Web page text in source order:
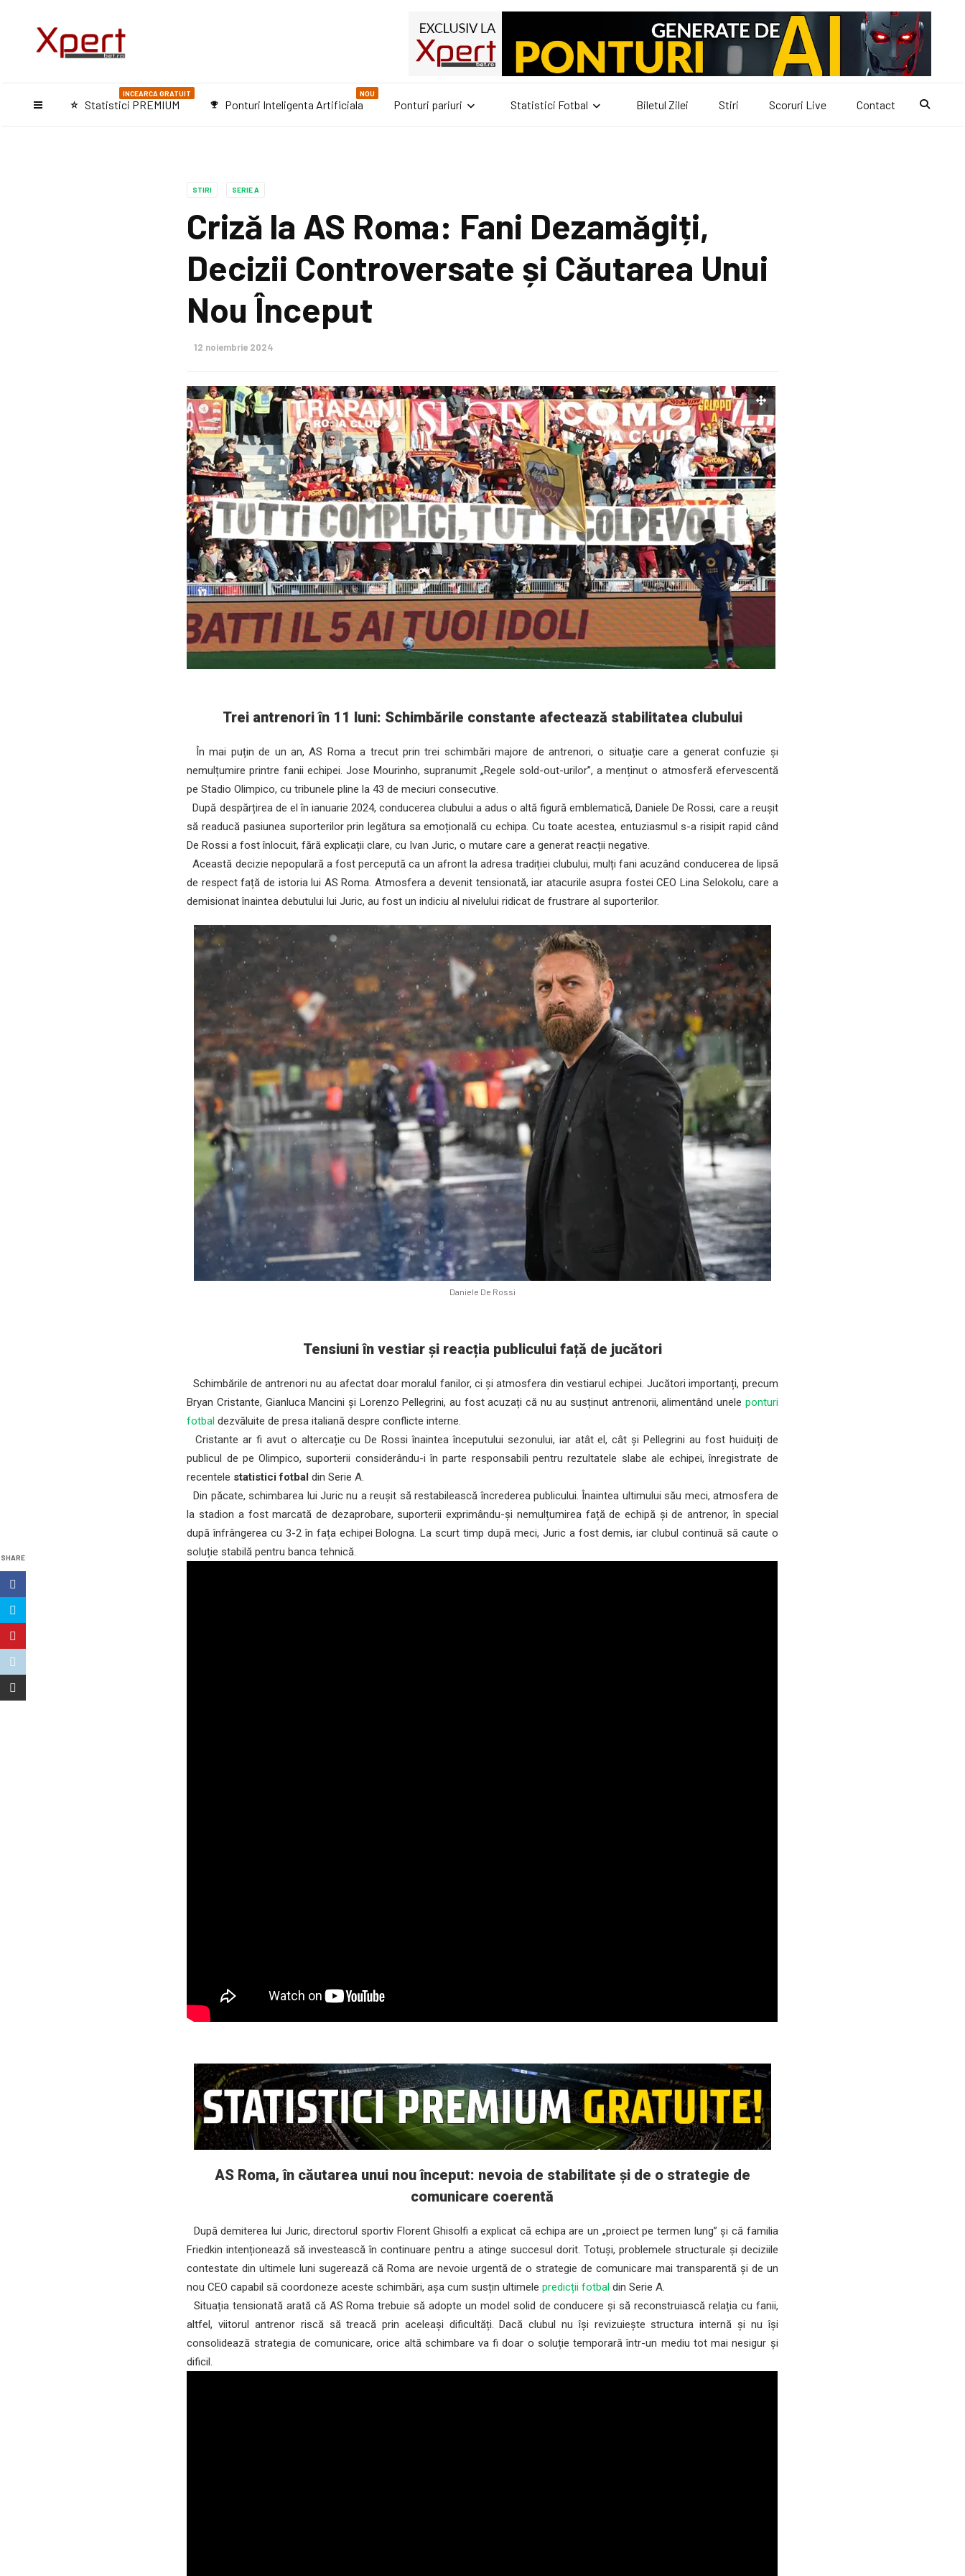
star_purple500 Statistici PREMIUM
INCEARCA GRATUIT
emoji_events Ponturi Inteligenta Artificiala
NOU
Ponturi pariuri Statistici Fotbal Biletul Zilei Stiri Scoruri Live Contact
STIRI SERIE A
Criză la AS Roma: Fani Dezamăgiți,
Decizii Controversate și Căutarea Unui
Nou Început
12 noiembrie 2024
SHARE
Trei antrenori în 11 luni: Schimbările constante afectează stabilitatea clubului
În mai puțin de un an, AS Roma a trecut prin trei schimbări majore de antrenori, o situație care a generat confuzie și
nemulțumire printre fanii echipei. Jose Mourinho, supranumit „Regele sold-out-urilor”, a menținut o atmosferă efervescentă
pe Stadio Olimpico, cu tribunele pline la 43 de meciuri consecutive.
După despărțirea de el în ianuarie 2024, conducerea clubului a adus o altă figură emblematică, Daniele De Rossi, care a reușit
să readucă pasiunea suporterilor prin legătura sa emoțională cu echipa. Cu toate acestea, entuziasmul s-a risipit rapid când
De Rossi a fost înlocuit, fără explicații clare, cu Ivan Juric, o mutare care a generat reacții negative.
Această decizie nepopulară a fost percepută ca un afront la adresa tradiției clubului, mulți fani acuzând conducerea de lipsă
de respect față de istoria lui AS Roma. Atmosfera a devenit tensionată, iar atacurile asupra fostei CEO Lina Selokolu, care a
demisionat înaintea debutului lui Juric, au fost un indiciu al nivelului ridicat de frustrare al suporterilor.
Daniele De Rossi
Tensiuni în vestiar și reacția publicului față de jucători
Schimbările de antrenori nu au afectat doar moralul fanilor, ci și atmosfera din vestiarul echipei. Jucători importanți, precum
Bryan Cristante, Gianluca Mancini și Lorenzo Pellegrini, au fost acuzați că nu au susținut antrenorii, alimentând unele ponturi
fotbal dezvăluite de presa italiană despre conflicte interne.
Cristante ar fi avut o altercație cu De Rossi înaintea începutului sezonului, iar atât el, cât și Pellegrini au fost huiduiți de
publicul de pe Olimpico, suporterii considerându-i în parte responsabili pentru rezultatele slabe ale echipei, înregistrate de
recentele statistici fotbal din Serie A.
Din păcate, schimbarea lui Juric nu a reușit să restabilească încrederea publicului. Înaintea ultimului său meci, atmosfera de
la stadion a fost marcată de dezaprobare, suporterii exprimându-și nemulțumirea față de echipă și de antrenor, în special
după înfrângerea cu 3-2 în fața echipei Bologna. La scurt timp după meci, Juric a fost demis, iar clubul continuă să caute o
soluție stabilă pentru banca tehnică.
AS Roma, în căutarea unui nou început: nevoia de stabilitate și de o strategie de
comunicare coerentă
După demiterea lui Juric, directorul sportiv Florent Ghisolfi a explicat că echipa are un „proiect pe termen lung” și că familia
Friedkin intenționează să investească în continuare pentru a atinge succesul dorit. Totuși, problemele structurale și deciziile
contestate din ultimele luni sugerează că Roma are nevoie urgentă de o strategie de comunicare mai transparentă și de un
nou CEO capabil să coordoneze aceste schimbări, așa cum susțin ultimelepredicții fotbal din Serie A.
Situația tensionată arată că AS Roma trebuie să adopte un model solid de conducere și să reconstruiască relația cu fanii,
altfel, viitorul antrenor riscă să treacă prin aceleași dificultăți. Dacă clubul nu își revizuiește structura internă și nu își
consolidează strategia de comunicare, orice altă schimbare va fi doar o soluție temporară într-un mediu tot mai nesigur și
dificil.